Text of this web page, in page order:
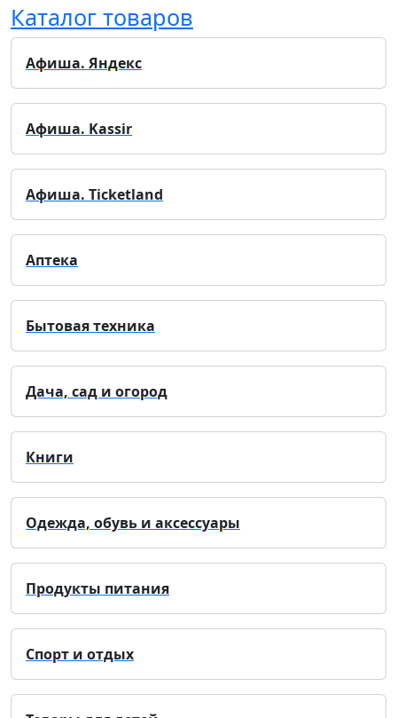
Каталог товаров
Афиша. Яндекс
Афиша. Kassir
Афиша. Ticketland
Аптека
Бытовая техника
Дача, сад и огород
Книги
Одежда, обувь и аксессуары
Продукты питания
Спорт и отдых